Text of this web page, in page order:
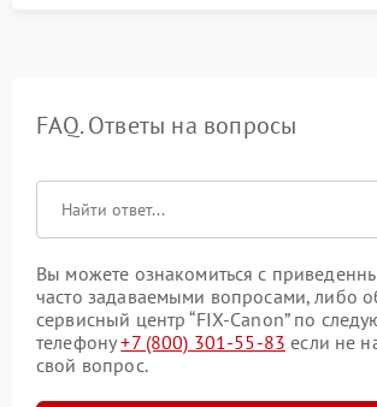
FAQ. Ответы на вопросы
Вы можете ознакомиться с
часто задаваемыми вопросами, либо
сервисный центр “FIX-Canon” по
телефону+7 (800) 301-55-83 если не
свой вопрос.